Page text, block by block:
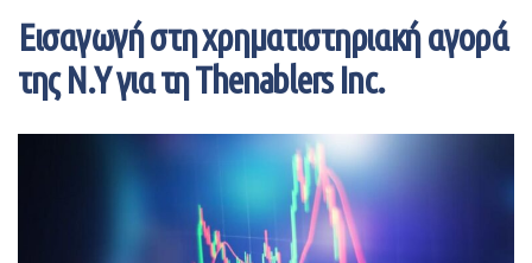
Εισαγωγή στη χρηματιστηριακή αγορά
της Ν.Υ για τη Thenablers Inc.